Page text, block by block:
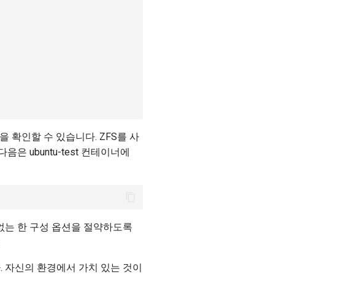
확인할 수 있습니다. ZFS를 사
음은 ubuntu-test 컨테이너에
한 구성 옵션을 절약하도록
신의 환경에서 가치 있는 것이